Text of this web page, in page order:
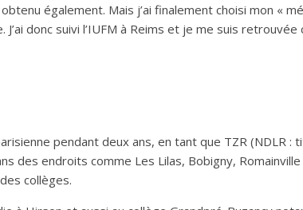
également. Mais j’ai finalement choisi mon «
J’ai donc suivi l’IUFM à Reims et je me suis
pendant deux ans, en tant que TZR (NDLR :
des endroits comme Les Lilas, Bobigny,
collèges.